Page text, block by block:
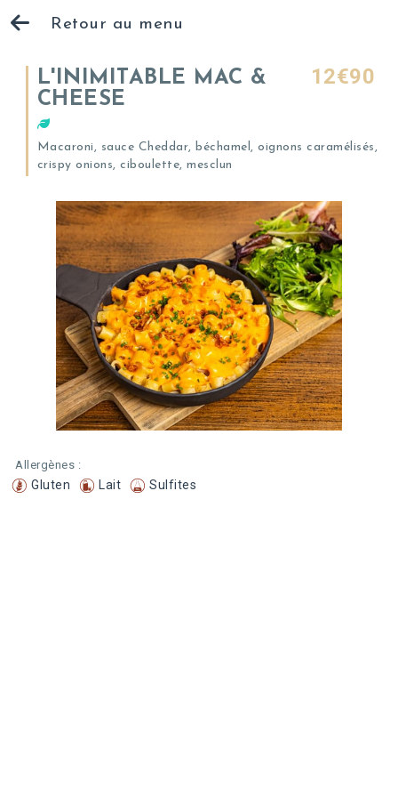
Retour au menu
L'INIMITABLE MAC &
CHEESE
12€90
Macaroni, sauce Cheddar, béchamel, oignons caramélisés,
crispy onions, ciboulette, mesclun
Allergènes :
Gluten Lait Sulfites